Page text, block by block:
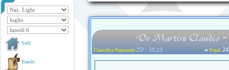
Sedi
Bando
De Martini Claudio -
Classifica Nazionale 25ª / 59,13 ◄ Punti 24